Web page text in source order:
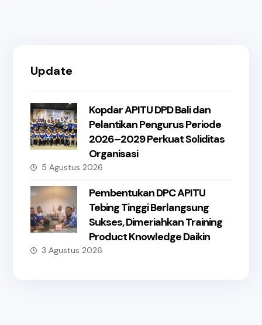
Update
Kopdar APITU DPD Bali dan
Pelantikan Pengurus Periode
2026–2029 Perkuat Soliditas
Organisasi
5 Agustus 2026
Pembentukan DPC APITU
Tebing Tinggi Berlangsung
Sukses, Dimeriahkan Training
Product Knowledge Daikin
3 Agustus 2026